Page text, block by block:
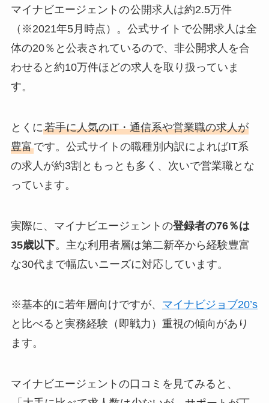
マイナビエージェントの公開求人は約2.5万件
（※2021年5月時点）。公式サイトで公開求人は全
体の20％と公表されているので、非公開求人を合
わせると 約10万件ほどの求人を取り扱っていま
す。
とくに若手に人気のIT・通信系や営業職の求人が
豊富です。公式サイトの職種別内訳によればIT系
の求人が約3割ともっとも多く、次いで営業職とな
っています。
実際に、マイナビエージェントの登録者の76％は
35歳以下。主な利用者層は第二新卒から経験豊富
な30代まで幅広いニーズに対応しています。
※基本的に若年層向けですが、 マイナビジョブ20’s
と比べると実務経験（即戦力）重視の傾向があり
ます。
マイナビエージェントの口コミを見てみると、